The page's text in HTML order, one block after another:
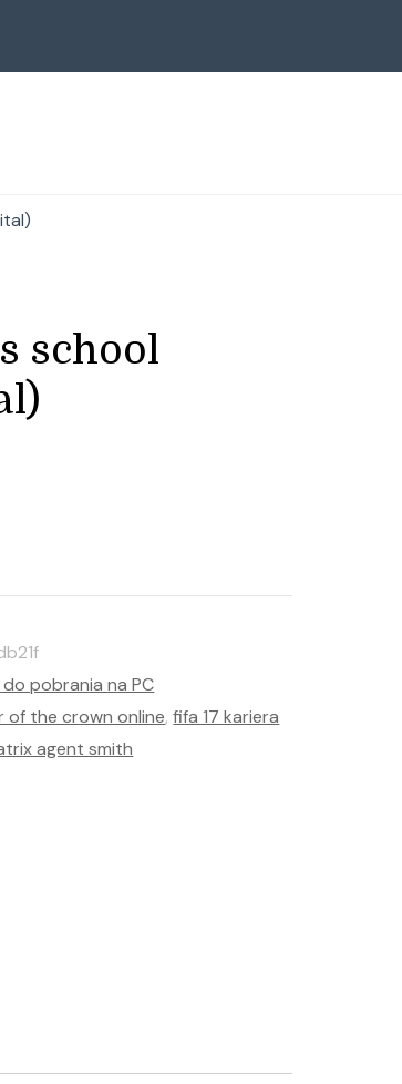
school
pobrania na PC
of the crown online,fifa 17 kariera
agent smith